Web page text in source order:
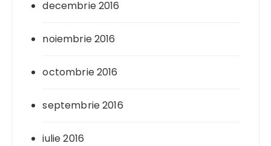
decembrie 2016
noiembrie 2016
octombrie 2016
septembrie 2016
iulie 2016